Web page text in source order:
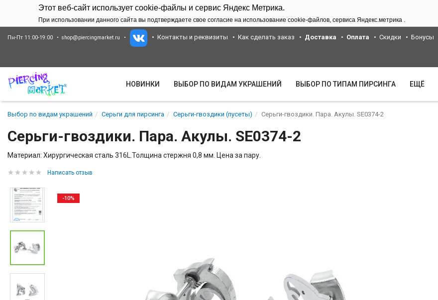
Этот веб-сайт использует cookie-файлы и сервис Яндекс Метрика.
При использовании данного сайта вы подтверждаете свое согласие на использование cookie-файлов, сервиса Яндекс.метрика .
Пн-Пт 11:00-19:00 shop@piercingmarket.ru Контакты и реквизиты Как сделать заказ Доставка Оплата Скидки Бонусы
НОВИНКИ ВЫБОР ПО ВИДАМ УКРАШЕНИЙ ВЫБОР ПО ТИПАМ ПИРСИНГА ЕЩЁ
Выбор по видам украшений Серьги для пирсинга Серьги-гвоздики (пусеты) Серьги-гвоздики. Пара. Акулы. SE0374-2
Серьги-гвоздики. Пара. Акулы. SE0374-2
Материал: Хирургическая сталь 316L.Толщина стержня 0,8 мм. Цена за пару.
Написать отзыв
-10%